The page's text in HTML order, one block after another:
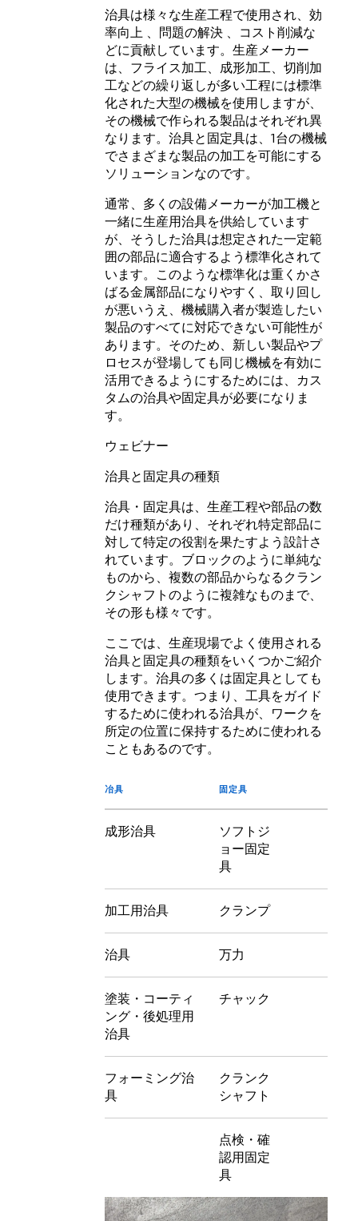
治具は様々な生産工程で使用され、 効
率向上
問題の解決 コスト削減な
どに貢献しています。生産メーカー
は、フライス加工、成形加工、切削加
工などの繰り返しが多い工程には標準
化された大型の機械を使用しますが、
その機械で作られる製品はそれぞれ異
なります。治具と固定具は、1台の機械
でさまざまな製品の加工を可能にする
ソリューションなのです。
通常、多くの設備メーカーが加工機と
一緒に生産用治具を供給しています
が、そうした治具は想定された一定範
囲の部品に適合するよう標準化されて
います。このような標準化は重くかさ
ばる金属部品になりやすく、取り回し
が悪いうえ、機械購入者が製造したい
製品のすべてに対応できない可能性が
あります。そのため、新しい製品やプ
ロセスが登場しても同じ機械を有効に
活用できるようにするためには、カス
タムの治具や固定具が必要になりま
す。
ウェビナー
治具と固定具の種類
治具・固定具は、生産工程や部品の数
だけ種類があり、それぞれ特定部品に
対して特定の役割を果たすよう設計さ
れています。ブロックのように単純な
ものから、複数の部品からなるクラン
クシャフトのように複雑なものまで、
その形も様々です。
ここでは、生産現場でよく使用される
治具と固定具の種類をいくつかご紹介
します。治具の多くは固定具としても
使用できます。つまり、工具をガイド
するために使われる治具が、ワークを
所定の位置に保持するために使われる
こともあるのです。
冶具 固定具
成形治具
ソフトジ
ョー固定
具
加工用治具 クランプ
治具 万力
塗装・コーティ
ング・後処理用
治具
チャック
フォーミング治
具
クランク
シャフト
点検・確
認用固定
具